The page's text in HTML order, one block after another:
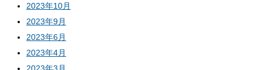
2023年10月
2023年9月
2023年6月
2023年4月
2023年3月